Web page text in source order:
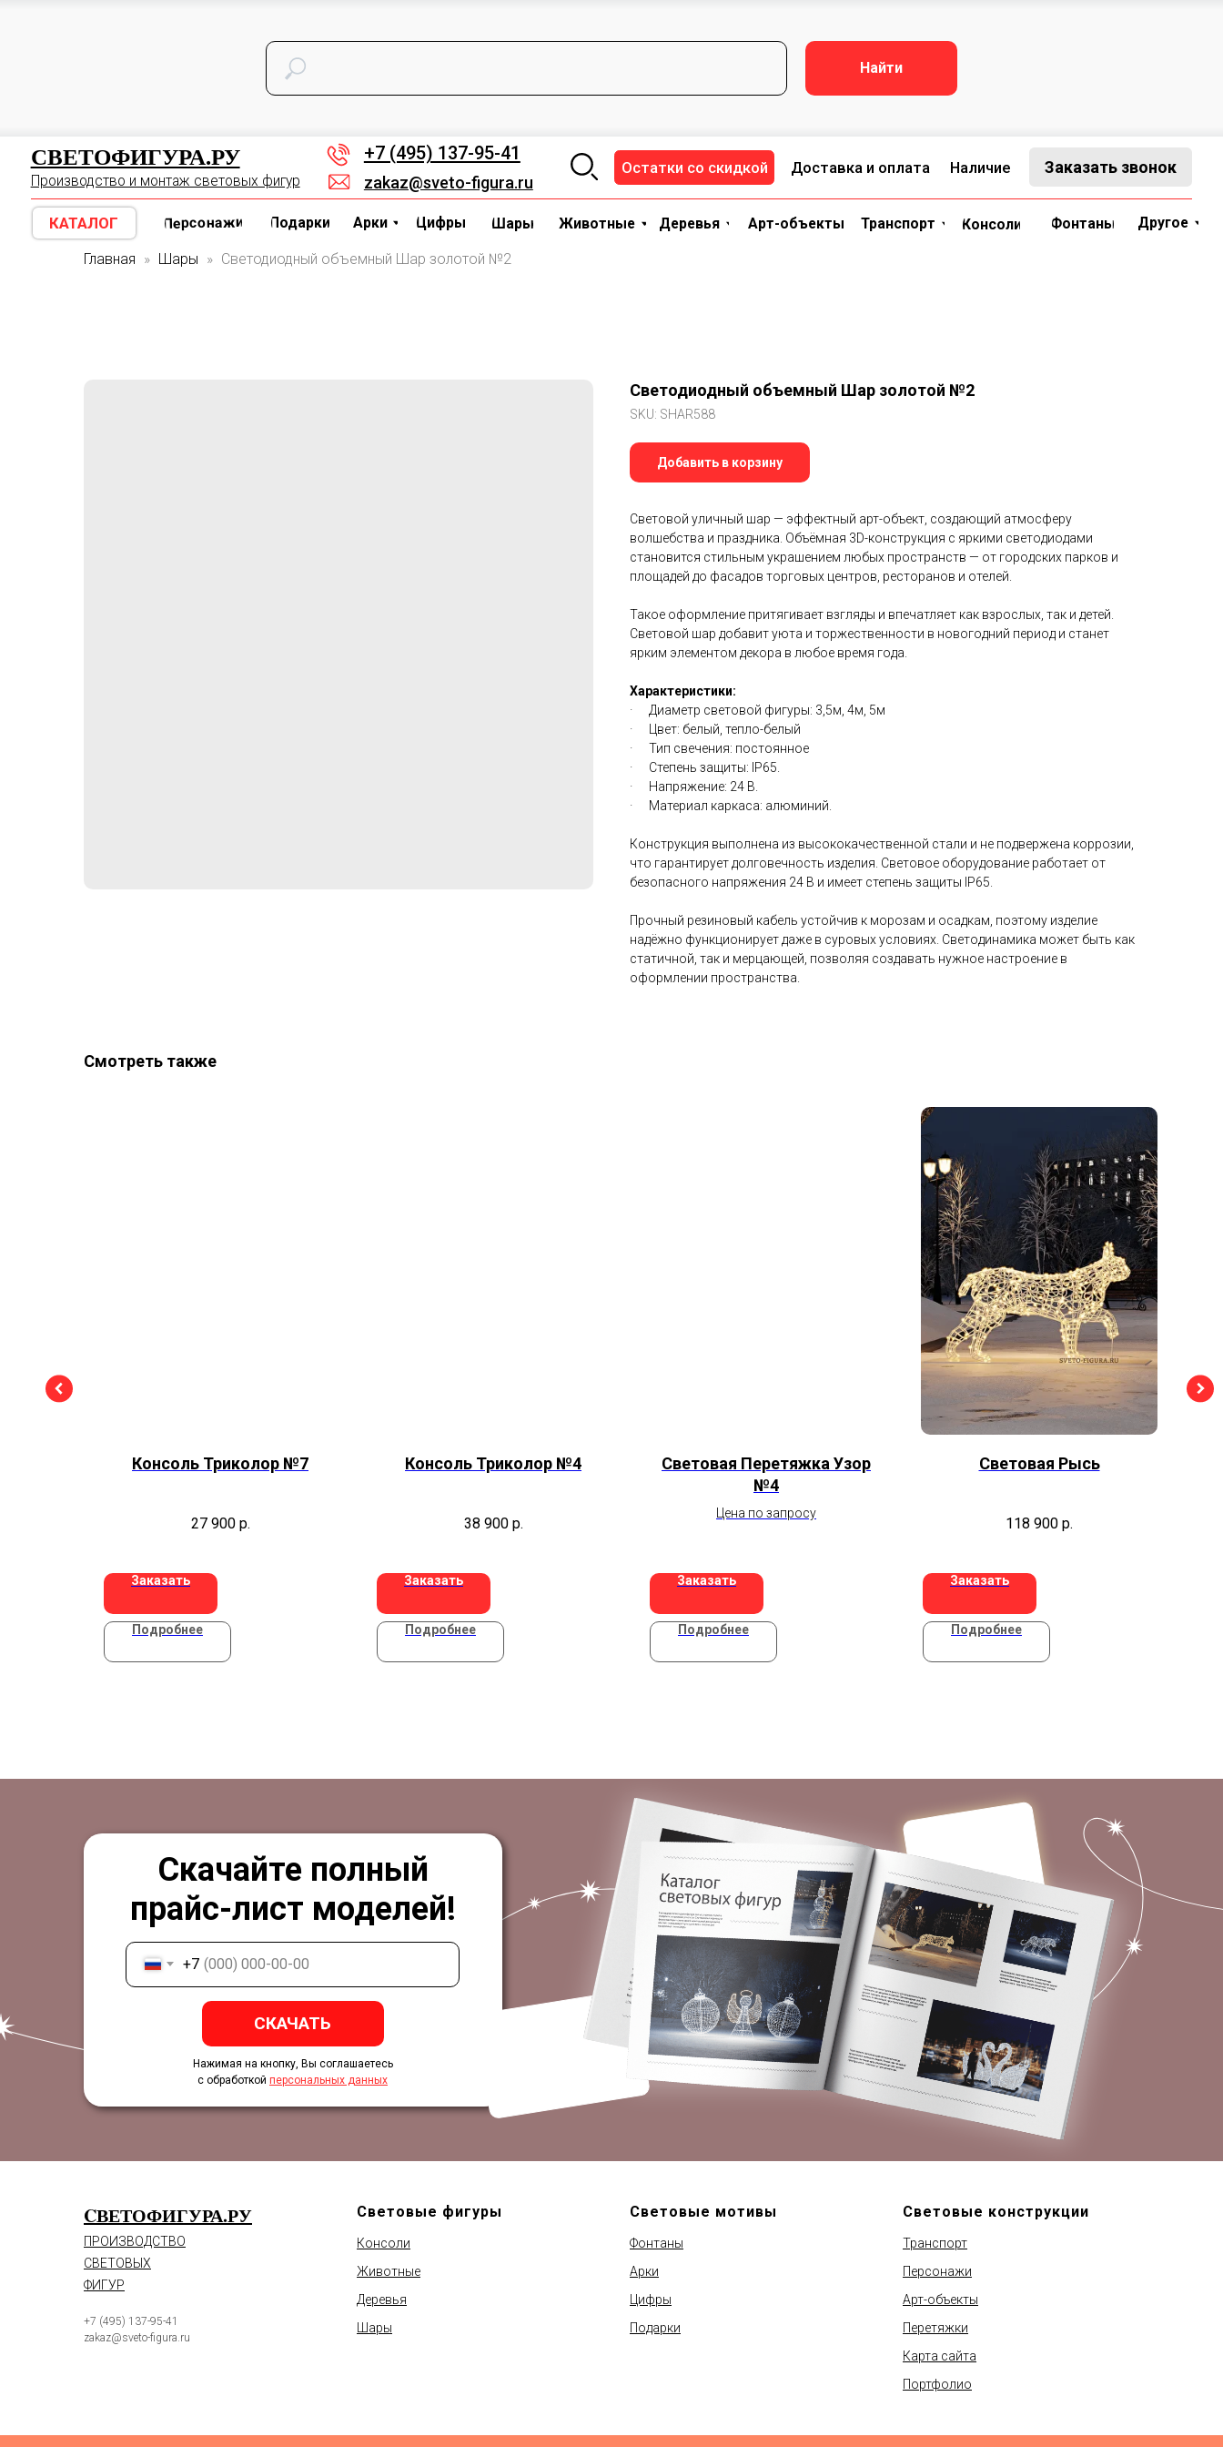
Найти
КАТАЛОГ
Производство и монтаж световых фигур zakaz@sveto-figura.ru
Доставка и оплата
Остатки со скидкой
Консоли
Животные Деревья
Шары Фонтаны
Арки Цифры
Подарки Транспорт
Персонажи Арт-объекты Другое
Консоли
Подарки Арт-объекты
Главная Шары Светодиодный объемный Шар золотой №2
Светодиодный объемный Шар золотой №2
SKU: SHAR588
Добавить в корзину
Световой уличный шар — эффектный арт-объект, создающий атмосферу
волшебства и праздника. Объёмная 3D-конструкция с яркими светодиодами
становится стильным украшением любых пространств — от городских парков и
площадей до фасадов торговых центров, ресторанов и отелей.
Такое оформление притягивает взгляды и впечатляет как взрослых, так и детей.
Световой шар добавит уюта и торжественности в новогодний период и станет
ярким элементом декора в любое время года.
Характеристики:
· Диаметр световой фигуры: 3,5м, 4м, 5м
· Цвет: белый, тепло-белый
· Тип свечения: постоянное
· Степень защиты: IP65.
· Напряжение: 24 В.
· Материал каркаса: алюминий.
Конструкция выполнена из высококачественной стали и не подвержена коррозии,
что гарантирует долговечность изделия. Световое оборудование работает от
безопасного напряжения 24 В и имеет степень защиты IP65.
Прочный резиновый кабель устойчив к морозам и осадкам, поэтому изделие
надёжно функционирует даже в суровых условиях. Светодинамика может быть как
статичной, так и мерцающей, позволяя создавать нужное настроение в
оформлении пространства.
Смотреть также
Консоль Триколор №7
27 900 р.
Заказать
Подробнее
Консоль Триколор №4
38 900 р.
Заказать
Подробнее
Световая Перетяжка Узор
№4
Цена по запросу
Заказать
Подробнее
Световая Рысь
118 900 р.
Заказать
Подробнее
Скачайте полный
прайс-лист моделей!
+7
СКАЧАТЬ
Нажимая на кнопку, Вы соглашаетесь
с обработкой персональных данных
CВЕТОФИГУРА.РУ
ПРОИЗВОДСТВО
СВЕТОВЫХ
ФИГУР
+7 (495) 137-95-41
zakaz@sveto-figura.ru
Световые фигуры
Консоли
Животные
Деревья
Шары
Световые мотивы
Фонтаны
Арки
Цифры
Подарки
Световые конструкции
Транспорт
Персонажи
Арт-объекты
Перетяжки
Карта сайта
Портфолио